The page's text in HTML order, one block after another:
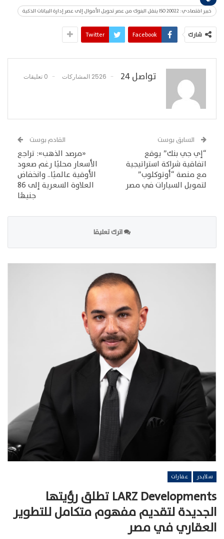
خبير اقتصادي: ISO 20022 ينقل البنوك من عصر تحويل الأموال إلى عصر إدارة البيانات الذكية
شارك Facebook
Twitter
تواصل 24 2526 المشاركات 0 تعليقات
السابق بوست
“إي جي بنك” يوقع
اتفاقية شراكة استراتيجية
مع منصة “أوتوكلوب”
لتمويل السيارات في مصر
القادم بوست
«مرصد الذهب»: تراجع
الأسعار محليًا رغم صعود
الأوقية عالميًا.. وانخفاض
العلاوة السعرية إلى 86
جنيهًا
اترك تعليقا
سلايدر عقارات
LARZ Developments تطلق رؤيتها
الجديدة لتقديم مفهوم متكامل للتطوير
العقاري في مصر